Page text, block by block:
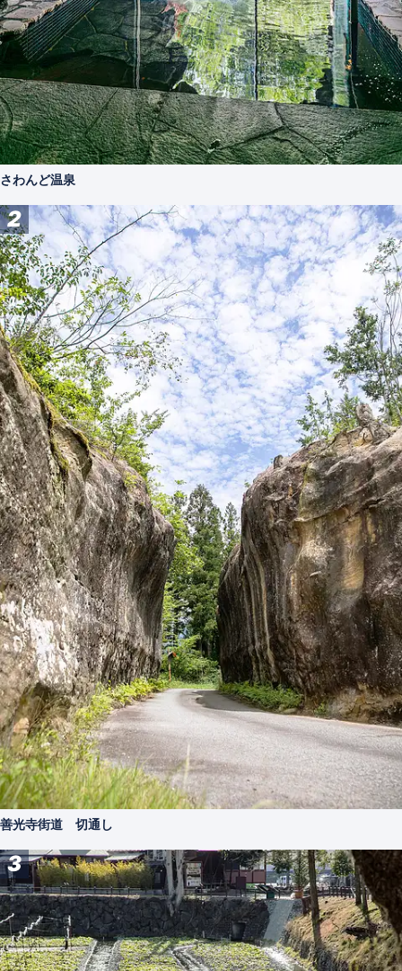
さわんど温泉
2
善光寺街道 切通し
3